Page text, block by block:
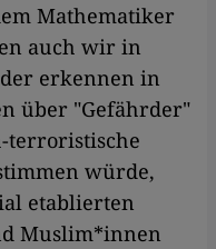
Mathematiker
auch wir in
erkennen in
über "Gefährder"
terroristische
würde,
etablierten
Muslim*innen